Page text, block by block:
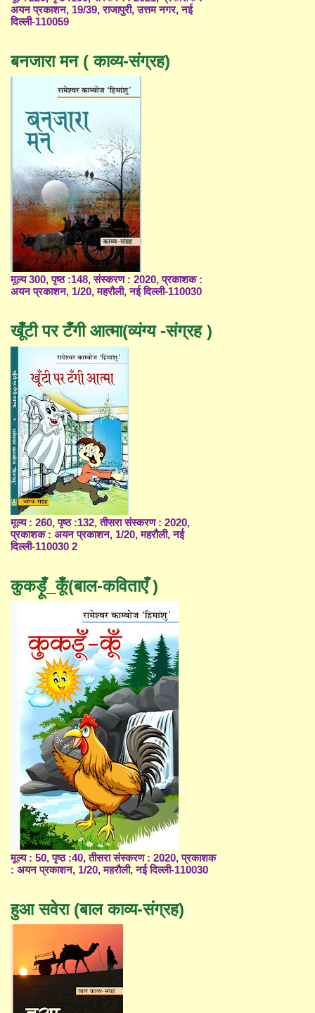
अयन प्रकाशन, 19/39, राजापुरी, उत्तम नगर, नई
दिल्ली-110059
बनजारा मन ( काव्य-संग्रह)
मूल्य 300, पृष्ठ :148, संस्करण : 2020, प्रकाशक :
अयन प्रकाशन, 1/20, महरौली, नई दिल्ली-110030
खूँटी पर टँगी आत्मा(व्यंग्य -संग्रह )
मूल्य : 260, पृष्ठ :132, तीसरा संस्करण : 2020,
प्रकाशक : अयन प्रकाशन, 1/20, महरौली, नई
दिल्ली-110030 2
कुकड़ूँ_कूँ(बाल-कविताएँ )
मूल्य : 50, पृष्ठ :40, तीसरा संस्करण : 2020, प्रकाशक
: अयन प्रकाशन, 1/20, महरौली, नई दिल्ली-110030
हुआ सवेरा (बाल काव्य-संग्रह)